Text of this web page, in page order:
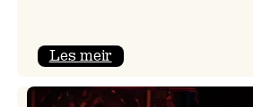
Les meir:
–